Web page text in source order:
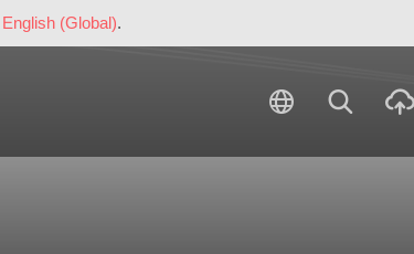
English (Global).